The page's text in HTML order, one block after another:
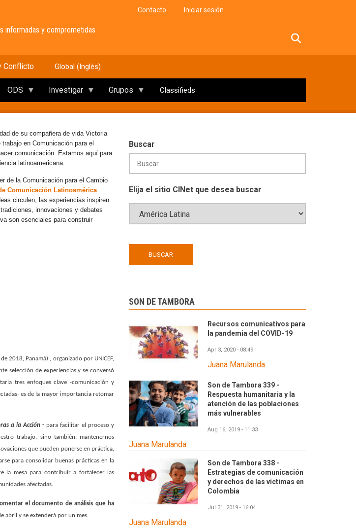
informadas y comprometidas
Contacto Iniciar sesión
Conflicto Global (Inglés)
ODS Investigar Grupos Classifieds
de su compañera de vida Victoria
en Comunicación para el
comunicación. Estamos aquí para
latinoamericana.
de la Comunicación para el Cambio
Comunicación Latinoamérica.
circulen, las experiencias inspiren
innovaciones y debates
son esenciales para construir
2018, Panamá) , organizado por UNICEF,
selección de experiencias y se conversó
tres enfoques clave -comunicación y
es de la mayor importancia retomar
a la Acción-para facilitar el proceso y
trabajo, sino también, mantenernos
que pueden ponerse en práctica,
para consolidar buenas prácticas en la
la mesa para contribuir a fortalecer las
afectadas.
el documento de análisis que ha
abril y se extenderá por un mes.
Buscar
Elija el sitio CINet que desea buscar
SON DE TAMBORA
Recursos comunicativos para
la pandemia del COVID-19
Apr 3, 2020 - 08:49
Juana Marulanda
Son de Tambora 339 -
Respuesta humanitaria y la
atención de las poblaciones
más vulnerables
Aug 16, 2019 - 11:33
Juana Marulanda
Son de Tambora 338 -
Estrategias de comunicación
y derechos de las víctimas en
Colombia
Jul 31, 2019 - 16:04
Juana Marulanda